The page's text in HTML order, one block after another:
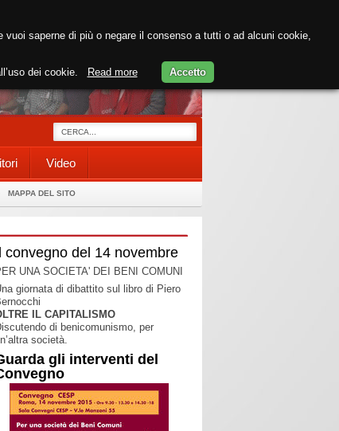
Video
MAPPA DEL SITO
convegno del 14 novembre
UNA SOCIETA' DEI BENI COMUNI
giornata di dibattito sul libro di Piero
IL CAPITALISMO
di benicomunismo, per
società.
gli interventi del
saperne di più o negare il consenso a tutti o ad alcuni cookie,
dei cookie.
Read more Accetto